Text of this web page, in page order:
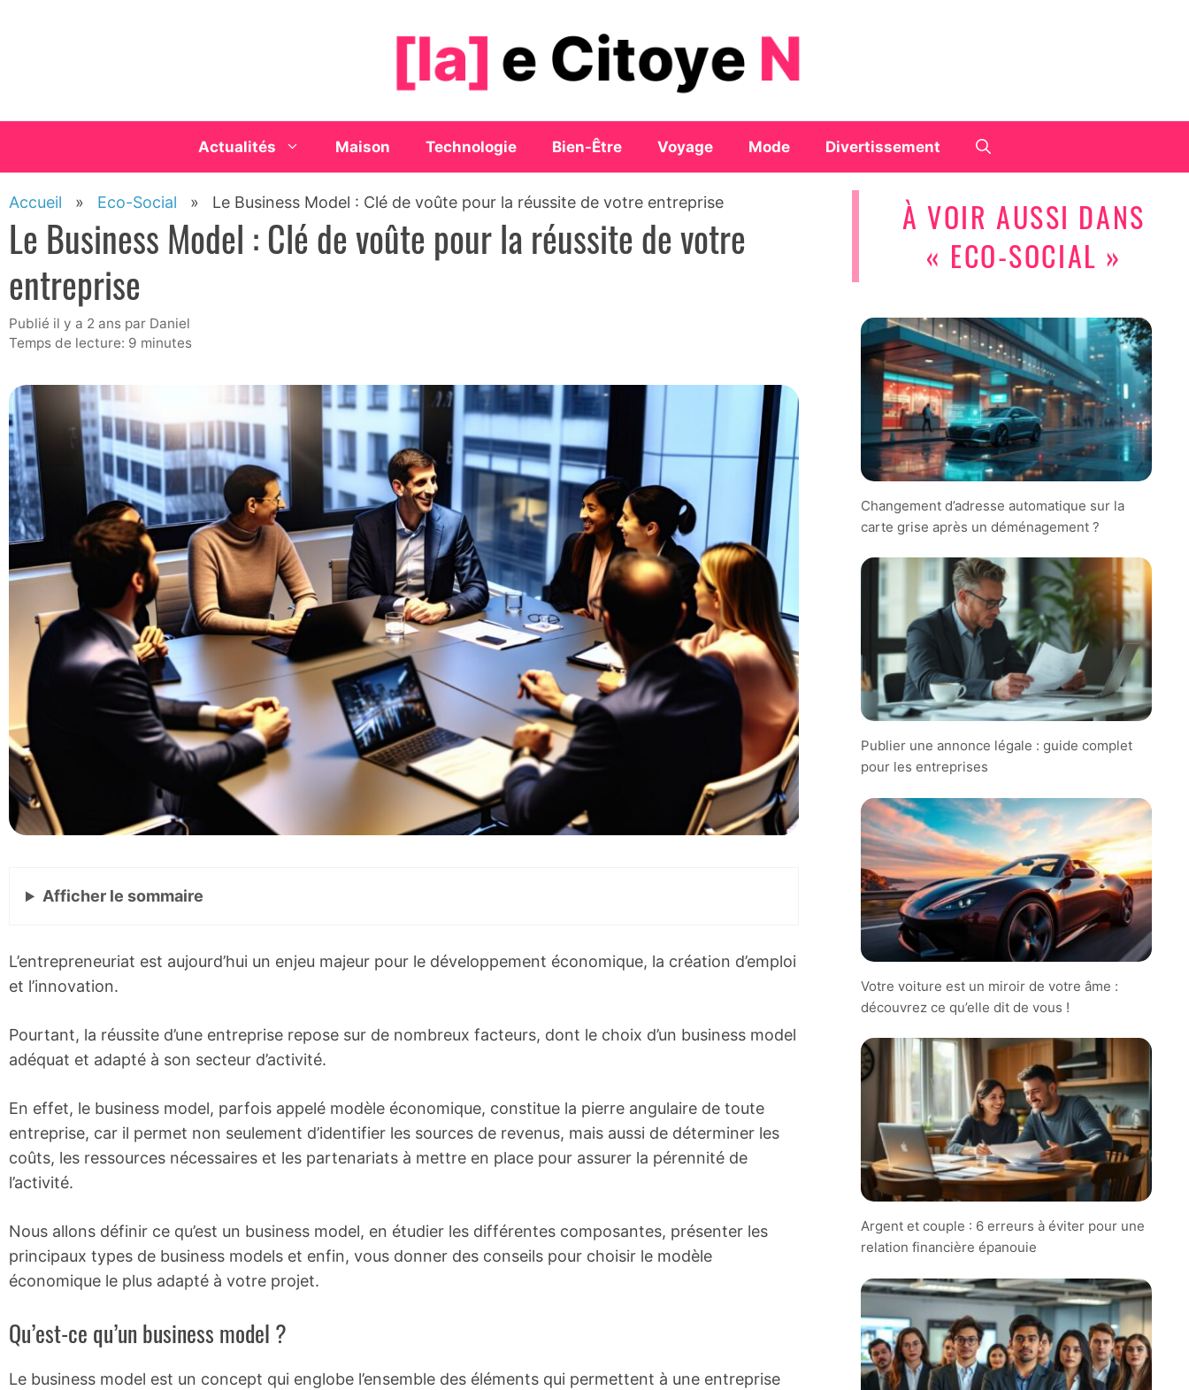
Actualités Maison Technologie Bien-Être Voyage Mode Divertissement
Accueil » Eco-Social » Le Business Model : Clé de voûte pour la réussite de votre entreprise
Le Business Model : Clé de voûte pour la réussite de votre
entreprise
publié il y a 2 ans par Daniel
Temps de lecture: 9 minutes
Afficher le sommaire
L’entrepreneuriat est aujourd’hui un enjeu majeur pour le développement économique, la création d’emploi
et l’innovation.
Pourtant, la réussite d’une entreprise repose sur de nombreux facteurs, dont le choix d’un business model
adéquat et adapté à son secteur d’activité.
En effet, le business model, parfois appelé modèle économique, constitue la pierre angulaire de toute
entreprise, car il permet non seulement d’identifier les sources de revenus, mais aussi de déterminer les
coûts, les ressources nécessaires et les partenariats à mettre en place pour assurer la pérennité de
l’activité.
Nous allons définir ce qu’est un business model, en étudier les différentes composantes, présenter les
principaux types de business models et enfin, vous donner des conseils pour choisir le modèle
économique le plus adapté à votre projet.
Qu’est-ce qu’un business model ?
Le business model est un concept qui englobe l’ensemble des éléments qui permettent à une entreprise
À VOIR AUSSI DANS
« ECO-SOCIAL »
Changement d’adresse automatique sur la
carte grise après un déménagement ?
Publier une annonce légale : guide complet
pour les entreprises
Votre voiture est un miroir de votre âme :
découvrez ce qu’elle dit de vous !
Argent et couple : 6 erreurs à éviter pour une
relation financière épanouie